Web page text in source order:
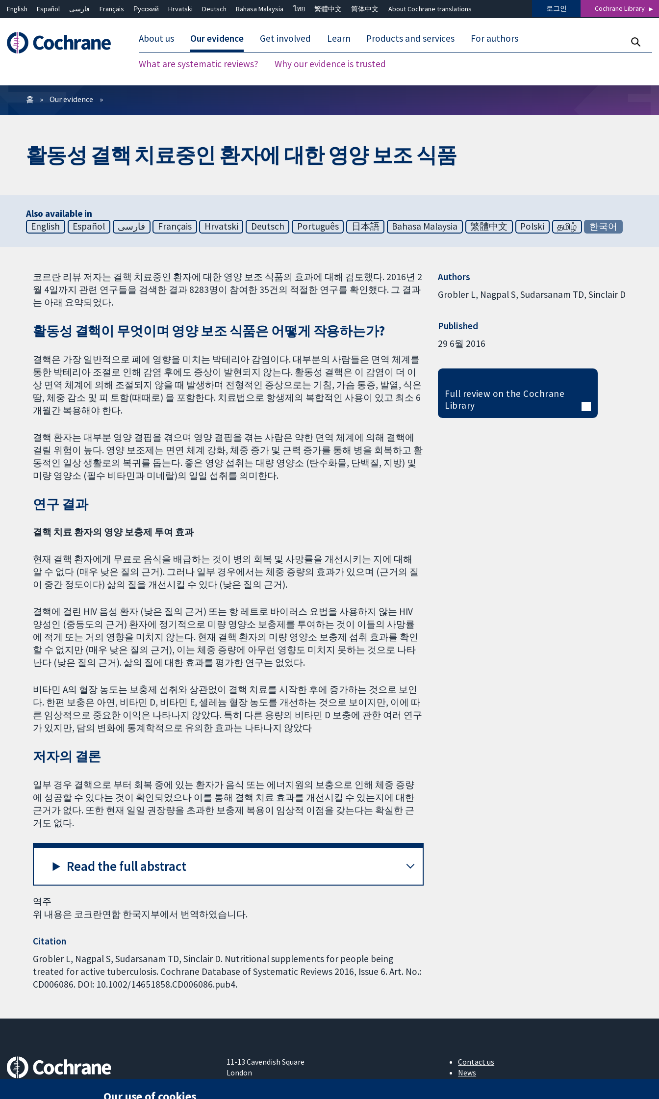
English Español فارسی Français Русский Hrvatski Deutsch Bahasa Malaysia ไทย 繁體中文 简体中文 About Cochrane translations 로그인 Cochrane Library
About us Our evidence
What are systematic reviews? Why our evidence is trusted
Get involved Learn Products and services For authors
필터
홈 Our evidence
활동성 결핵 치료중인 환자에 대한 영양 보조 식품
Also available in
English
Español فارسی Français Hrvatski Deutsch Português 日本語 Bahasa Malaysia 繁體中文 Polski தமிழ் 한국어
코르란 리뷰 저자는 결핵 치료중인 환자에 대한 영양 보조 식품의 효과에 대해 검토했다. 2016년 2
월 4일까지 관련 연구들을 검색한 결과 8283명이 참여한 35건의 적절한 연구를 확인했다. 그 결과
는 아래 요약되었다.
활동성 결핵이 무엇이며 영양 보조 식품은 어떻게 작용하는가?
결핵은 가장 일반적으로 폐에 영향을 미치는 박테리아 감염이다. 대부분의 사람들은 면역 체계를
통한 박테리아 조절로 인해 감염 후에도 증상이 발현되지 않는다. 활동성 결핵은 이 감염이 더 이
상 면역 체계에 의해 조절되지 않을 때 발생하며 전형적인 증상으로는 기침, 가슴 통증, 발열, 식은
땀, 체중 감소 및 피 토함(때때로) 을 포함한다. 치료법으로 항생제의 복합적인 사용이 있고 최소 6
개월간 복용해야 한다.
결핵 환자는 대부분 영양 결핍을 겪으며 영양 결핍을 겪는 사람은 약한 면역 체계에 의해 결핵에
걸릴 위험이 높다. 영양 보조제는 면연 체계 강화, 체중 증가 및 근력 증가를 통해 병을 회복하고 활
동적인 일상 생활로의 복귀를 돕는다. 좋은 영양 섭취는 대량 영양소 (탄수화물, 단백질, 지방) 및
미량 영양소 (필수 비타민과 미네랄)의 일일 섭취를 의미한다.
연구 결과
결핵 치료 환자의 영양 보충제 투여 효과
현재 결핵 환자에게 무료로 음식을 배급하는 것이 병의 회복 및 사망률을 개선시키는 지에 대해
알 수 없다 (매우 낮은 질의 근거). 그러나 일부 경우에서는 체중 증량의 효과가 있으며 (근거의 질
이 중간 정도이다) 삶의 질을 개선시킬 수 있다 (낮은 질의 근거).
결핵에 걸린 HIV 음성 환자 (낮은 질의 근거) 또는 항 레트로 바이러스 요법을 사용하지 않는 HIV
양성인 (중등도의 근거) 환자에 정기적으로 미량 영양소 보충제를 투여하는 것이 이들의 사망률
에 적게 또는 거의 영향을 미치지 않는다. 현재 결핵 환자의 미량 영양소 보충제 섭취 효과를 확인
할 수 없지만 (매우 낮은 질의 근거), 이는 체중 증량에 아무런 영향도 미치지 못하는 것으로 나타
난다 (낮은 질의 근거). 삶의 질에 대한 효과를 평가한 연구는 없었다.
비타민 A의 혈장 농도는 보충제 섭취와 상관없이 결핵 치료를 시작한 후에 증가하는 것으로 보인
다. 한편 보충은 아연, 비타민 D, 비타민 E, 셀레늄 혈장 농도를 개선하는 것으로 보이지만, 이에 따
른 임상적으로 중요한 이익은 나타나지 않았다. 특히 다른 용량의 비타민 D 보충에 관한 여러 연구
가 있지만, 담의 변화에 통계학적으로 유의한 효과는 나타나지 않았다
저자의 결론
일부 경우 결핵으로 부터 회복 중에 있는 환자가 음식 또는 에너지원의 보충으로 인해 체중 증량
에 성공할 수 있다는 것이 확인되었으나 이를 통해 결핵 치료 효과를 개선시킬 수 있는지에 대한
근거가 없다. 또한 현재 일일 권장량을 초과한 보충제 복용이 임상적 이점을 갖는다는 확실한 근
거도 없다.
Read the full abstract
역주
위 내용은 코크란연합 한국지부에서 번역하였습니다.
Citation
Grobler L, Nagpal S, Sudarsanam TD, Sinclair D. Nutritional supplements for people being
treated for active tuberculosis. Cochrane Database of Systematic Reviews 2016, Issue 6. Art. No.:
CD006086. DOI: 10.1002/14651858.CD006086.pub4.
Authors
Grobler L Nagpal S Sudarsanam TD Sinclair D
Published
29 6월 2016
Full review on the Cochrane
Library
11-13 Cavendish Square
London
Contact us
News